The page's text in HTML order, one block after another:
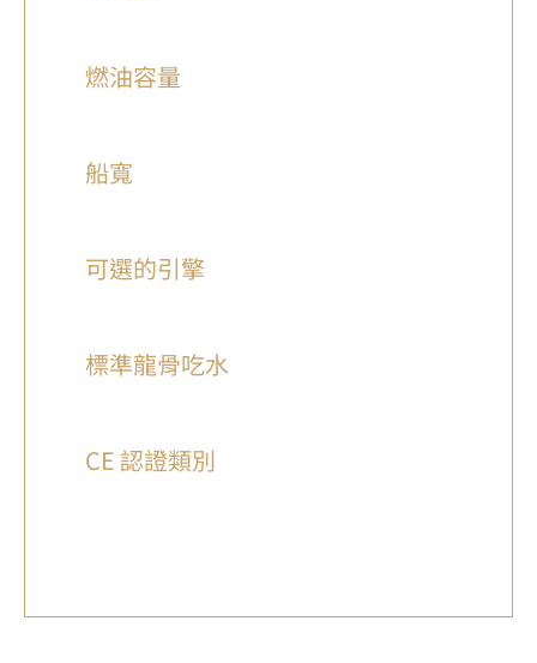
燃油容量
船寬
可選的引擎
標準龍骨吃水
CE 認證類別